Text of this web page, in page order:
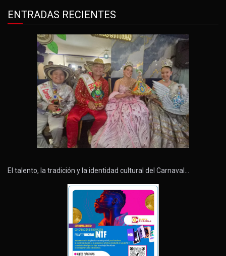
ENTRADAS RECIENTES
El talento, la tradición y la identidad cultural del Carnaval…